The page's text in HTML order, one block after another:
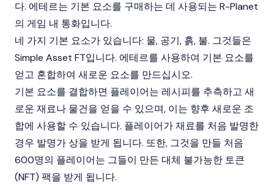
다. 에테르는 기본 요소를 구매하는 데 사용되는 R-Planet
의 게임 내 통화입니다.
네 가지 기본 요소가 있습니다: 물, 공기, 흙, 불. 그것들은
Simple Asset FT입니다. 에테르를 사용하여 기본 요소를
얻고 혼합하여 새로운 요소를 만드십시오.
기본 요소를 결합하면 플레이어는 레시피를 추측하고 새
로운 재료나 물건을 얻을 수 있으며, 이는 향후 새로운 조
합에 사용할 수 있습니다. 플레이어가 재료를 처음 발명한
경우 발명가 상을 받게 됩니다. 또한, 그것을 만들 처음
600명의 플레이어는 그들이 만든 대체 불가능한 토큰
(NFT) 팩을 받게 됩니다.